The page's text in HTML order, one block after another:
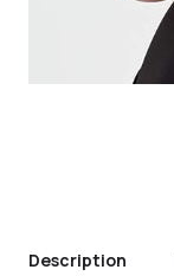
Description